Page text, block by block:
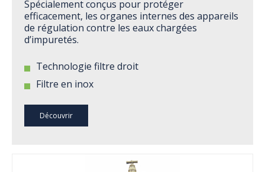
Spécialement conçus pour protéger
efficacement, les organes internes des appareils
de régulation contre les eaux chargées
d’impuretés.
Technologie filtre droit
Filtre en inox
Découvrir